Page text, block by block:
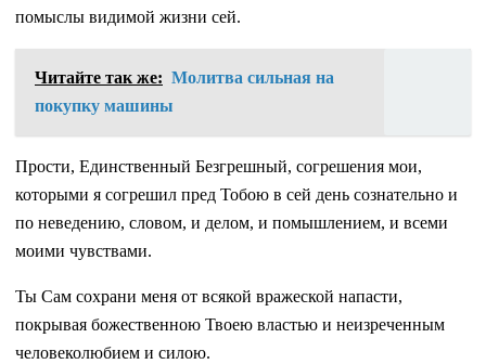
помыслы видимой жизни сей.
Читайте так же: Молитва сильная на
покупку машины
Прости, Единственный Безгрешный, согрешения мои,
которыми я согрешил пред Тобою в сей день сознательно и
по неведению, словом, и делом, и помышлением, и всеми
моими чувствами.
Ты Сам сохрани меня от всякой вражеской напасти,
покрывая божественною Твоею властью и неизреченным
человеколюбием и силою.